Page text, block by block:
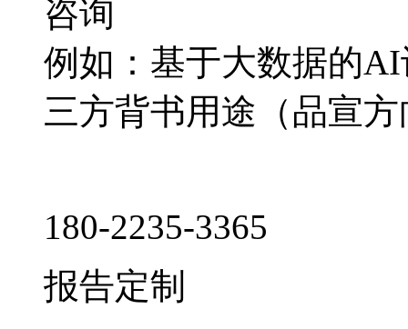
咨询
例如：基于大数据的
三方背书用途（品宣
180-2235-3365
报告定制